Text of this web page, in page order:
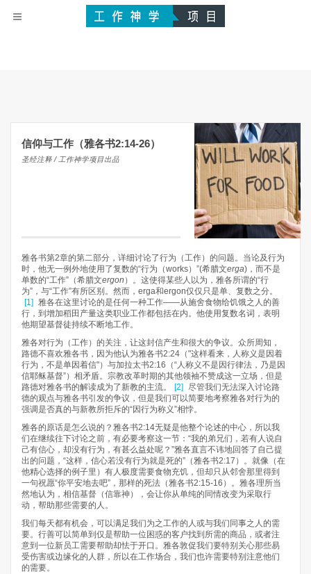
信仰与工作（雅各书2:14-26）
圣经注释 / 工作神学项目出品
雅各书第2章的第二部分，详细讨论了行为（工作）的问题。当论及行为
时，他无一例外地使用了复数的“行为（works）”(希腊文erga)，而不是
单数的“工作”（希腊文ergon ）。这使得某些人以为，雅各所谓的“行
为”，与“工作”有所区别。然而，erga和ergon仅仅只是单、复数之分。
[1] 雅各在这里讨论的是任何一种工作——从施舍食物给饥饿之人的善
行，到增加稻田产量这类职业工作都包括在内。他使用复数名词，表明
他期望基督徒持续不断地工作。
雅各对行为（工作）的关注，让这封信产生和很大的争议。众所周知，
路德不喜欢雅各书，因为他认为雅各书2:24（"这样看来，人称义是因着
行为，不是单因着信"）与加拉太书2:16（“人称义不是因行律法，乃是因
信耶稣基督”）相矛盾。宗教改革时期的其他领袖不赞成这一立场，但是
路德对雅各书的解读成为了新教的主流。
[2] 尽管我们无法深入讨论路
德的观点与雅各书引发的争议，但是我们可以简要地考察雅各对行为的
强调是否真的与新教所拒斥的“因行为称义”相悖。
雅各的原话是怎么说的？雅各书2:14无疑是他整个论述的中心，所以我
们在继续往下讨论之前，有必要考察这一节：“我的弟兄们，若有人说自
己有信心，却没有行为，有甚么益处呢？”雅各直言不讳地回答了自己提
出的问题，“这样，信心若没有行为就是死的”（雅各书2:17）。就像（在
他精心选择的例子里）有人极度需要食物充饥，但却只从邻舍那里得到
一句祝愿“你平安地去吧”，那样的死法（雅各书2:15-16）。雅各理所当
然地认为，相信基督（信靠神），会让你从单纯的同情改变为采取行
动，帮助那些需要的人。
我们每天都有机会，可以满足我们为之工作的人或与我们同事之人的需
要。行善可以简单到仅是帮助一位困惑的客户找到所需的商品，或者注
意到一位新员工需要帮助却怯于开口。雅各敦促我们要特别关心那些易
受伤害或边缘化的人群，所以在工作场合，我们也许需要特别注意他们
的需要。